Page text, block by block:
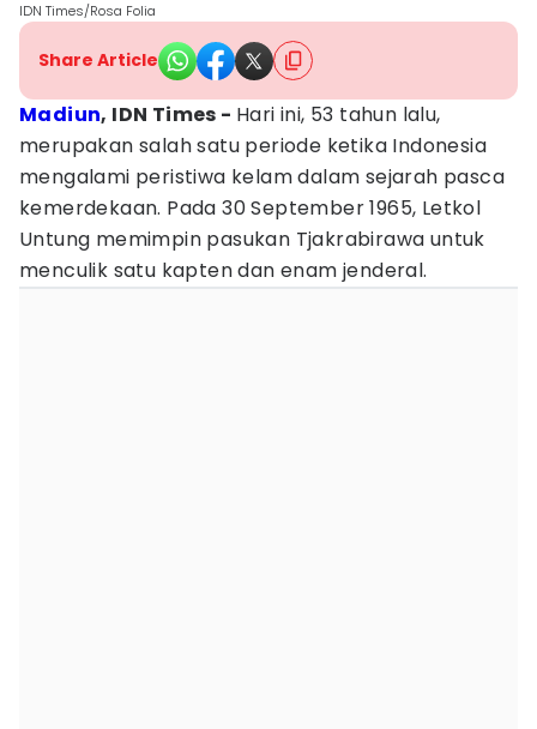
IDN Times/Rosa Folia
Share Article
Madiun, IDN Times - Hari ini, 53 tahun lalu,
merupakan salah satu periode ketika Indonesia
mengalami peristiwa kelam dalam sejarah pasca
kemerdekaan. Pada 30 September 1965, Letkol
Untung memimpin pasukan Tjakrabirawa untuk
menculik satu kapten dan enam jenderal.